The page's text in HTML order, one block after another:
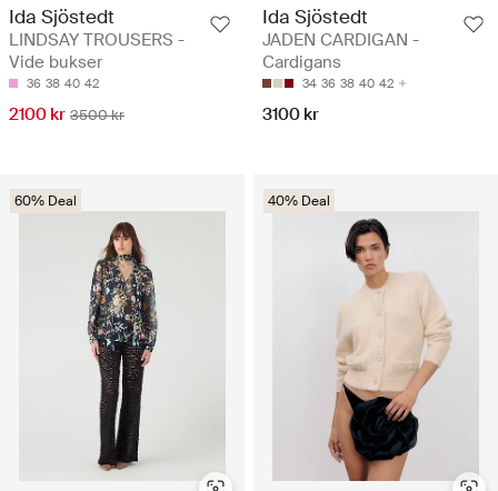
Ida Sjöstedt
LINDSAY TROUSERS -
Vide bukser
36 38 40 42
2100 kr 3500 kr
Ida Sjöstedt
JADEN CARDIGAN -
Cardigans
34 36 38 40 42
3100 kr
60% Deal 40% Deal